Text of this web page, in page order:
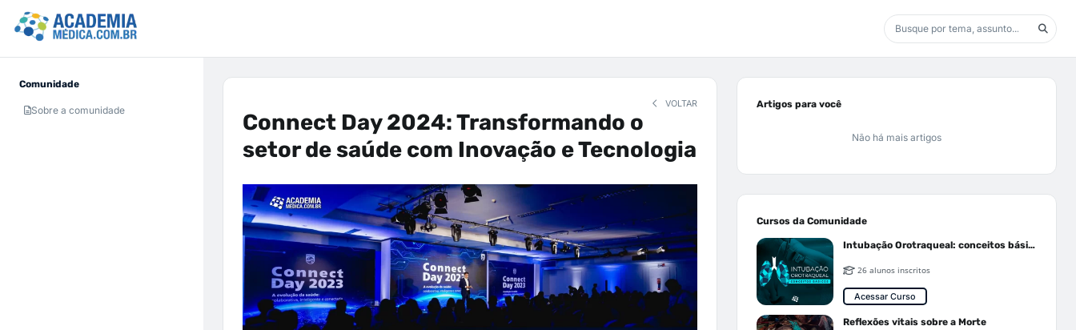
Comunidade
Sobre a comunidade
VOLTAR
Connect Day 2024: Transformando o
setor de saúde com Inovação e Tecnologia
Artigos para você
Não há mais artigos
Cursos da Comunidade
Intubação Orotraqueal: conceitos básicos
26 alunos inscritos
Acessar Curso
Reflexões vitais sobre a Morte